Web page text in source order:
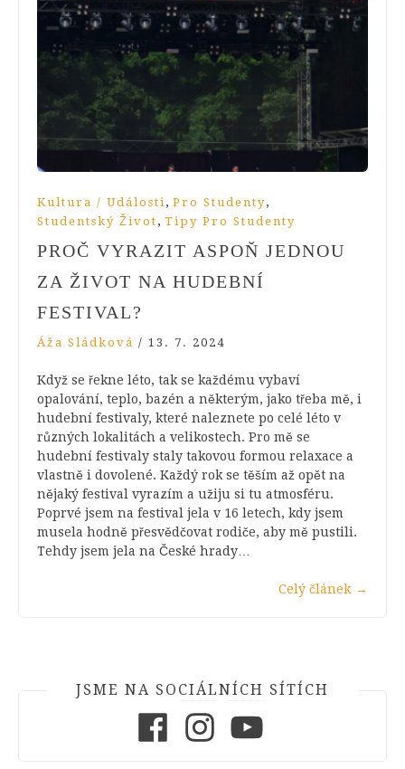
Kultura / Události , Pro Studenty,
Studentský Život , Tipy Pro Studenty
PROČ VYRAZIT ASPOŇ JEDNOU
ZA ŽIVOT NA HUDEBNÍ
FESTIVAL?
Áža Sládková / 13. 7. 2024
Když se řekne léto, tak se každému vybaví
opalování, teplo, bazén a některým, jako třeba mě, i
hudební festivaly, které naleznete po celé léto v
různých lokalitách a velikostech. Pro mě se
hudební festivaly staly takovou formou relaxace a
vlastně i dovolené. Každý rok se těším až opět na
nějaký festival vyrazím a užiju si tu atmosféru.
Poprvé jsem na festival jela v 16 letech, kdy jsem
musela hodně přesvědčovat rodiče, aby mě pustili.
Tehdy jsem jela na České hrady…
Celý článek →
JSME NA SOCIÁLNÍCH SÍTÍCH